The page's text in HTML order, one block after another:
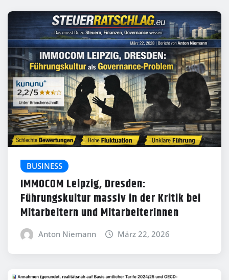
BUSINESS
IMMOCOM Leipzig, Dresden:
Führungskultur massiv in der Kritik bei
Mitarbeitern und Mitarbeiterinnen
Anton Niemann März 22, 2026